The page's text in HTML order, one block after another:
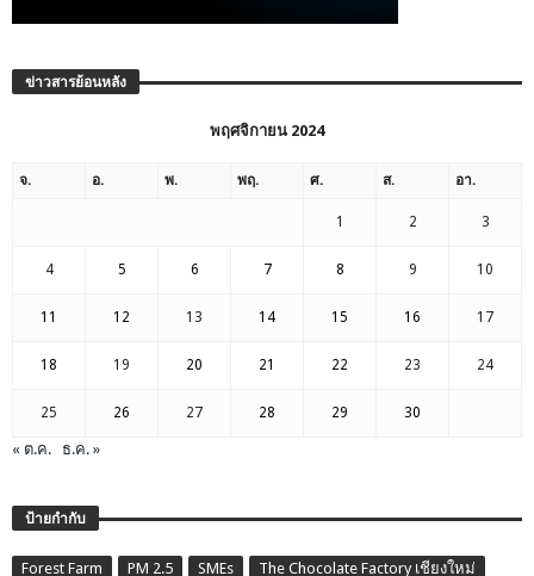
ข่าวสารย้อนหลัง
พฤศจิกายน 2024
จ. อ. พ. พฤ. ศ. ส. อา.
1 2 3
4 5 6 7 8 9 10
11 12 13 14 15 16 17
18 19 20 21 22 23 24
25 26 27 28 29 30
« ต.ค. ธ.ค. »
ป้ายกำกับ
Forest Farm PM 2.5 SMEs
The Chocolate Factory เชียงใหม่